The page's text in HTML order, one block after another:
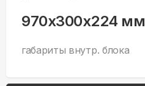
970x300x224 мм
габариты внутр. блока